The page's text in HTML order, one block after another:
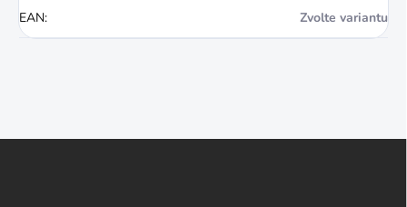
EAN: Zvolte variantu
Z